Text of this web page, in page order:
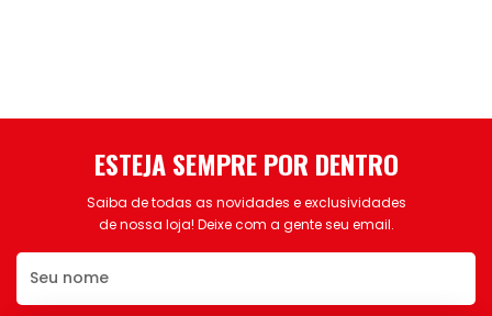
ESTEJA SEMPRE POR DENTRO
Saiba de todas as novidades e exclusividades
de nossa loja! Deixe com a gente seu email.